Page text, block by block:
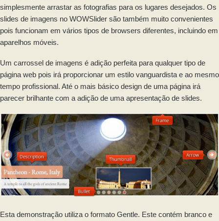
simplesmente arrastar as fotografias para os lugares desejados. Os
slides de imagens no WOWSlider são também muito convenientes
pois funcionam em vários tipos de browsers diferentes, incluindo em
aparelhos móveis.
Um carrossel de imagens é adição perfeita para qualquer tipo de
página web pois irá proporcionar um estilo vanguardista e ao mesmo
tempo profissional. Até o mais básico design de uma página irá
parecer brilhante com a adição de uma apresentação de slides.
Esta demonstração utiliza o formato Gentle. Este contém branco e